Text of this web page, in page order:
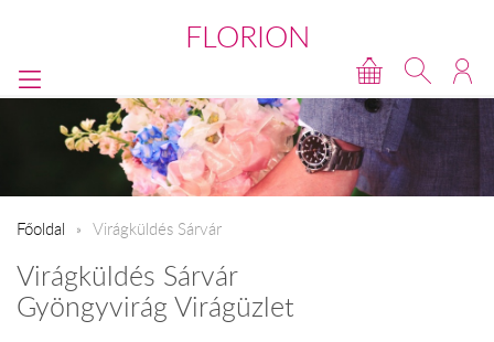
FLORION
Főoldal Virágküldés Sárvár
Virágküldés Sárvár
Gyöngyvirág Virágüzlet